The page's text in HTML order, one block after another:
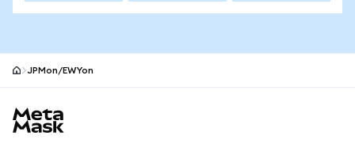
JPMon/EWYon